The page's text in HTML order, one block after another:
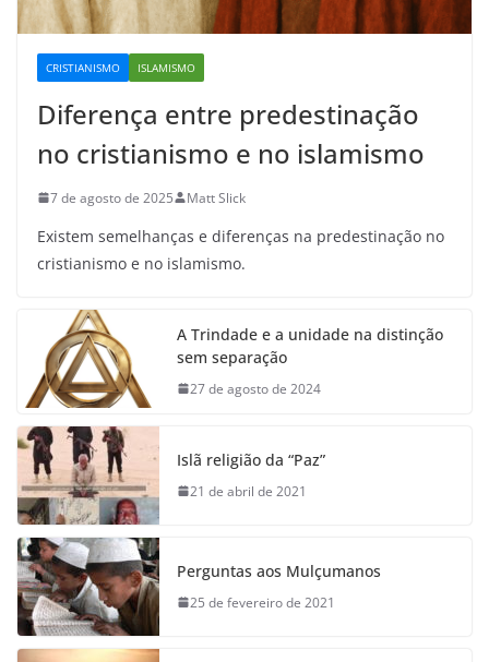
CRISTIANISMO ISLAMISMO
Diferença entre predestinação
no cristianismo e no islamismo
7 de agosto de 2025 Matt Slick
Existem semelhanças e diferenças na predestinação no
cristianismo e no islamismo.
A Trindade e a unidade na distinção
sem separação
27 de agosto de 2024
Islã religião da “Paz”
21 de abril de 2021
Perguntas aos Mulçumanos
25 de fevereiro de 2021